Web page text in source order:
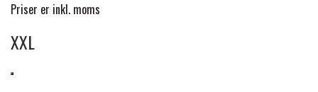
PREMIER EQUINE SADELUNDERLAG
Priser er inkl. moms
XXL